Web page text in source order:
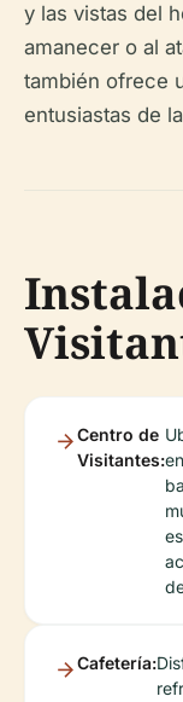
y las vistas del
amanecer o al
también ofrece
entusiastas de
Centro de
Visitantes:
Cafetería: